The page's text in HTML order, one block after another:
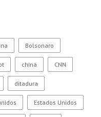
Bolsonaro
china CNN
ditadura
Estados Unidos